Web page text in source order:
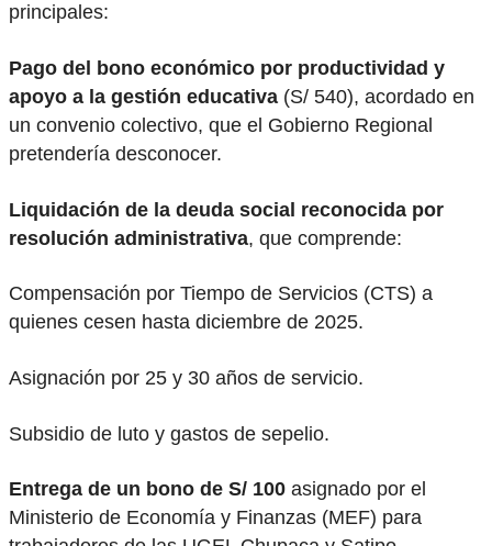
principales:
Pago del bono económico por productividad y
apoyo a la gestión educativa (S/ 540), acordado en
un convenio colectivo, que el Gobierno Regional
pretendería desconocer.
Liquidación de la deuda social reconocida por
resolución administrativa, que comprende:
Compensación por Tiempo de Servicios (CTS) a
quienes cesen hasta diciembre de 2025.
Asignación por 25 y 30 años de servicio.
Subsidio de luto y gastos de sepelio.
Entrega de un bono de S/ 100 asignado por el
Ministerio de Economía y Finanzas (MEF) para